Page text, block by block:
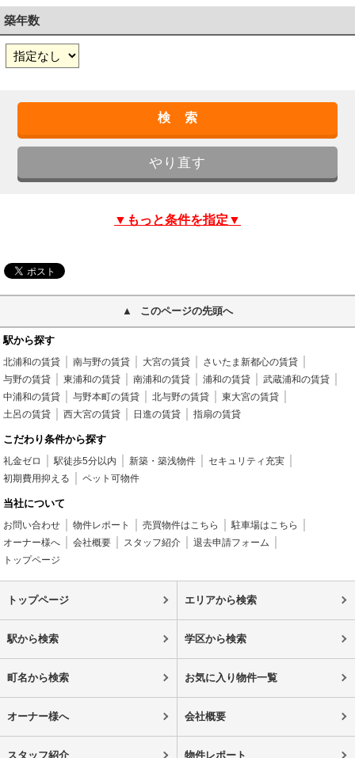
築年数
▼もっと条件を指定▼
このページの先頭へ
駅から探す
北浦和の賃貸 南与野の賃貸 大宮の賃貸
さいたま新都心の賃貸
与野の賃貸
東浦和の賃貸 南浦和の賃貸 浦和の賃貸
武蔵浦和の賃貸
中浦和の賃貸
与野本町の賃貸 北与野の賃貸
東大宮の賃貸
土呂の賃貸
西大宮の賃貸 日進の賃貸 指扇の賃貸
こだわり条件から探す
礼金ゼロ 駅徒歩5分以内 新築・築浅物件
セキュリティ充実
初期費用抑える
ペット可物件
当社について
お問い合わせ 物件レポート 売買物件はこちら
駐車場はこちら
オーナー様へ
会社概要 スタッフ紹介
退去申請フォーム
トップページ
トップページ エリアから検索
駅から検索 学区から検索
町名から検索 お気に入り物件一覧
オーナー様へ 会社概要
スタッフ紹介 物件レポート